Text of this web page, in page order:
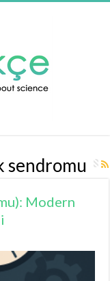
sendromu
Modern